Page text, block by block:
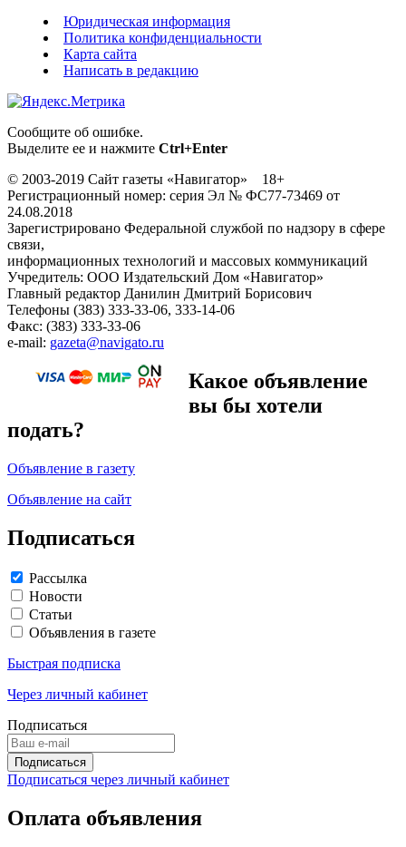
Юридическая информация
Политика конфиденциальности
Карта сайта
Написать в редакцию
Сообщите об ошибке.
Выделите ее и нажмите Ctrl+Enter
© 2003-2019 Сайт газеты «Навигатор» 18+
Регистрационный номер: серия Эл № ФС77-73469 от
24.08.2018
Зарегистрировано Федеральной службой по надзору в сфере
связи,
информационных технологий и массовых коммуникаций
Учредитель: ООО Издательский Дом «Навигатор»
Главный редактор Данилин Дмитрий Борисович
Телефоны (383) 333-33-06, 333-14-06
Факс: (383) 333-33-06
e-mail: gazeta@navigato.ru
Какое объявление
вы бы хотели
подать?
Объявление в газету
Объявление на сайт
Подписаться
Рассылка
Новости
Статьи
Объявления в газете
Быстрая подписка
Через личный кабинет
Подписаться
Подписаться через личный кабинет
Оплата объявления